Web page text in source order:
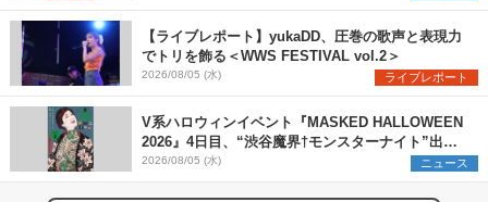
【ライブレポート】yukaDD、圧巻の歌声と表現力
でトリを飾る＜WWS FESTIVAL vol.2＞
2026/08/05 (水) ライブレポート
V系ハロウィンイベント『MASKED HALLOWEEN
2026』4日目、“渋谷魔界†モンスターナイト”出演6
組を発表
2026/08/05 (水) ニュース